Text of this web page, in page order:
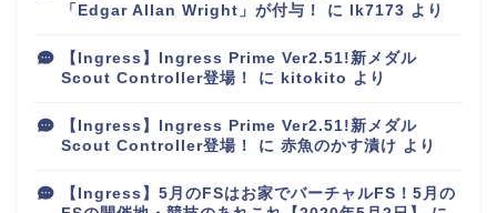
「Edgar Allan Wright」が付与！
に lk7173 より
【Ingress】Ingress Prime Ver2.51!新メダル
Scout Controller登場！
に kitokito より
【Ingress】Ingress Prime Ver2.51!新メダル
Scout Controller登場！
に 赤魚のかす漬け より
【Ingress】5月のFSはお家でバーチャルFS！5月の